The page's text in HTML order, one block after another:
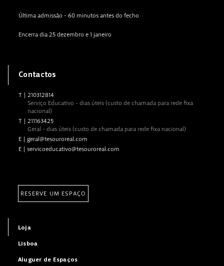
Última admissão - 60 minutos antes do fecho
Encerra dia 25 dezembro e 1 janeiro
Contactos
T | 210312814
Serviço Educativo - dias úteis (custo de chamada para rede fixa
nacional)
T | 211163425
Geral - dias úteis (custo de chamada para rede fixa nacional)
E | geral@tesouroreal.com
E | servicoeducativo@tesouroreal.com
RESERVE UM ESPAÇO
Loja
Lisboa
Aluguer de Espaços